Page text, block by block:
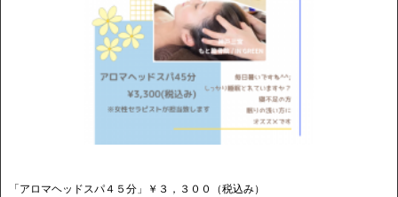
「アロマヘッドスパ４５分」￥３，３００（税込み）